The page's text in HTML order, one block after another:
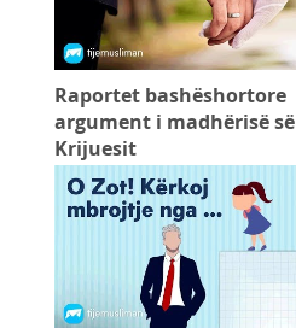
Raportet bashëshortore
argument i madhërisë së
Krijuesit